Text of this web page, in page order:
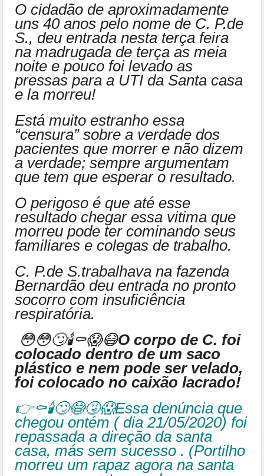
O cidadão de aproximadamente
uns 40 anos pelo nome de C. P.de
S., deu entrada nesta terça feira
na madrugada de terça as meia
noite e pouco foi levado as
pressas para a UTI da Santa casa
e la morreu!
Está muito estranho essa
“censura” sobre a verdade dos
pacientes que morrer e não dizem
a verdade; sempre argumentam
que tem que esperar o resultado.
O perigoso é que até esse
resultado chegar essa vitima que
morreu pode ter cominando seus
familiares e colegas de trabalho.
C. P.de S.trabalhava na fazenda
Bernardão deu entrada no pronto
socorro com insuficiência
respiratória.
😳😳🙄🕯⚰😱😷O corpo de C. foi
colocado dentro de um saco
plástico e nem pode ser velado,
foi colocado no caixão lacrado!
👉⚰🕯🙄😷🤧😱Essa denúncia que
chegou ontém ( dia 21/05/2020) foi
repassada a direção da santa
casa, más sem sucesso . (Portilho
morreu um rapaz agora na santa